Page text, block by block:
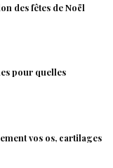
des fêtes de Noël
pour quelles
vos os, cartilages